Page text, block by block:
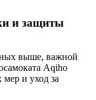
и защиты
выше, важной
Aqiho
мер и уход за